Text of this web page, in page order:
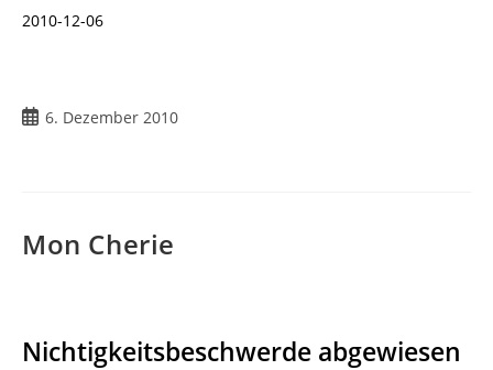
2010-12-06
Beitrag
6. Dezember 2010
Mon Cherie
Nichtigkeitsbeschwerde abgewiesen